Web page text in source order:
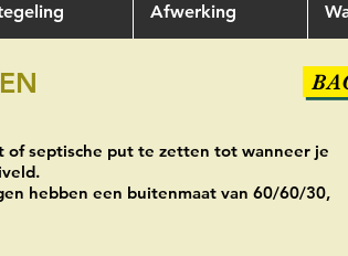
Afwerking
of septische put te zetten tot wanneer je
hebben een buitenmaat van 60/60/30,